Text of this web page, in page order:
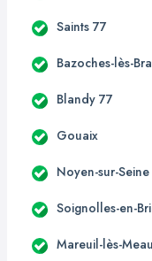
Saints 77
Bazoches-lès-
Blandy 77
Gouaix
Noyen-sur-Seine
Soignolles-en-
Mareuil-lès-